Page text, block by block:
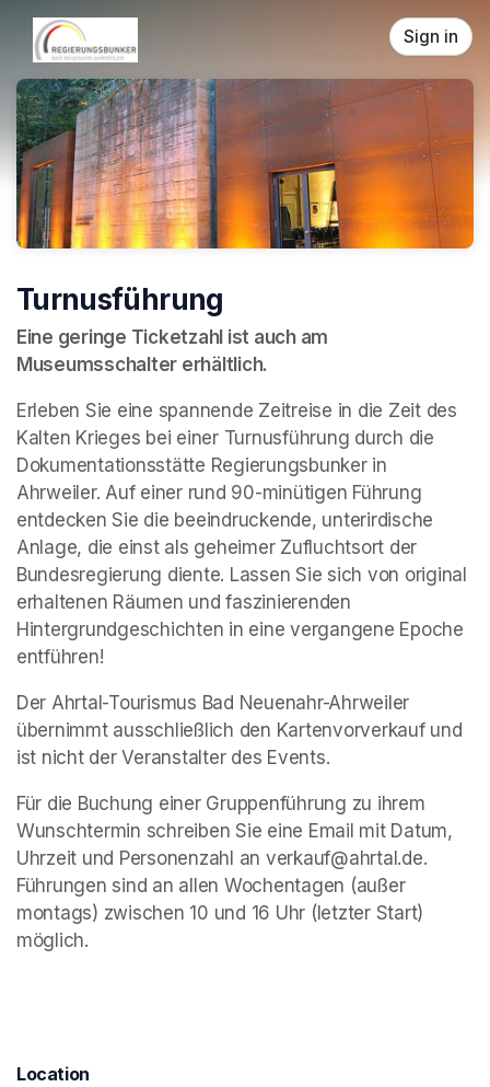
Skip header
Sign in
Turnusführung
Eine geringe Ticketzahl ist auch am
Museumsschalter erhältlich.
Erleben Sie eine spannende Zeitreise in die Zeit des
Kalten Krieges bei einer Turnusführung durch die
Dokumentationsstätte Regierungsbunker in
Ahrweiler. Auf einer rund 90-minütigen Führung
entdecken Sie die beeindruckende, unterirdische
Anlage, die einst als geheimer Zufluchtsort der
Bundesregierung diente. Lassen Sie sich von original
erhaltenen Räumen und faszinierenden
Hintergrundgeschichten in eine vergangene Epoche
entführen!
Der Ahrtal-Tourismus Bad Neuenahr-Ahrweiler
übernimmt ausschließlich den Kartenvorverkauf und
ist nicht der Veranstalter des Events.
Für die Buchung einer Gruppenführung zu ihrem
Wunschtermin schreiben Sie eine Email mit Datum,
Uhrzeit und Personenzahl an verkauf@ahrtal.de.
Führungen sind an allen Wochentagen (außer
montags) zwischen 10 und 16 Uhr (letzter Start)
möglich.
Location